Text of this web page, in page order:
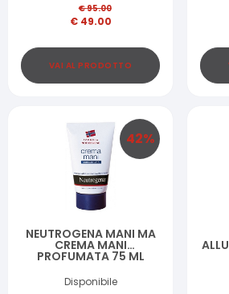
€95.00
€ 49.00
VAI AL PRODOTTO
42%
NEUTROGENA MANI MA
CREMA MANI
PROFUMATA 75 ML
Disponibile